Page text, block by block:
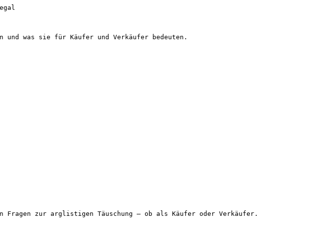
was sie für Käufer und Verkäufer bedeuten.
zur arglistigen Täuschung – ob als Käufer oder Verkäufer.